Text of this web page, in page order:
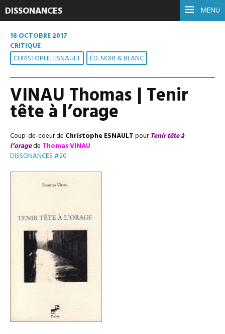
MENU
DISSONANCES
18 OCTOBRE 2017
CRITIQUE
CHRISTOPHE ESNAULT ÉD. NOIR & BLANC
VINAU Thomas | Tenir
tête à l’orage
Coup-de-coeur de Christophe ESNAULTpourTenir tête à
l’oragede Thomas VINAU
DISSONANCES #20